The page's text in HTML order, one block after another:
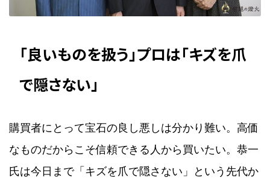
「良いものを扱う」プロは「キズを爪
で隠さない」
購買者にとって宝石の良し悪しは分かり難い。高価
なものだからこそ信頼できる人から買いたい。恭一
氏は今日まで「キズを爪で隠さない」という先代か